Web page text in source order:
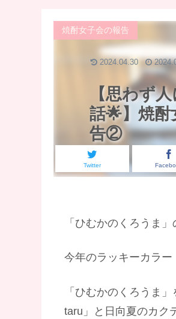
【思わず
話🌟】焼
告②
焼酎女子会の報告
Twitter
2024.04.30
「ひむかのくろうま
今年のラッキーカラ
「ひむかのくろうま
taru」と日向夏のカク